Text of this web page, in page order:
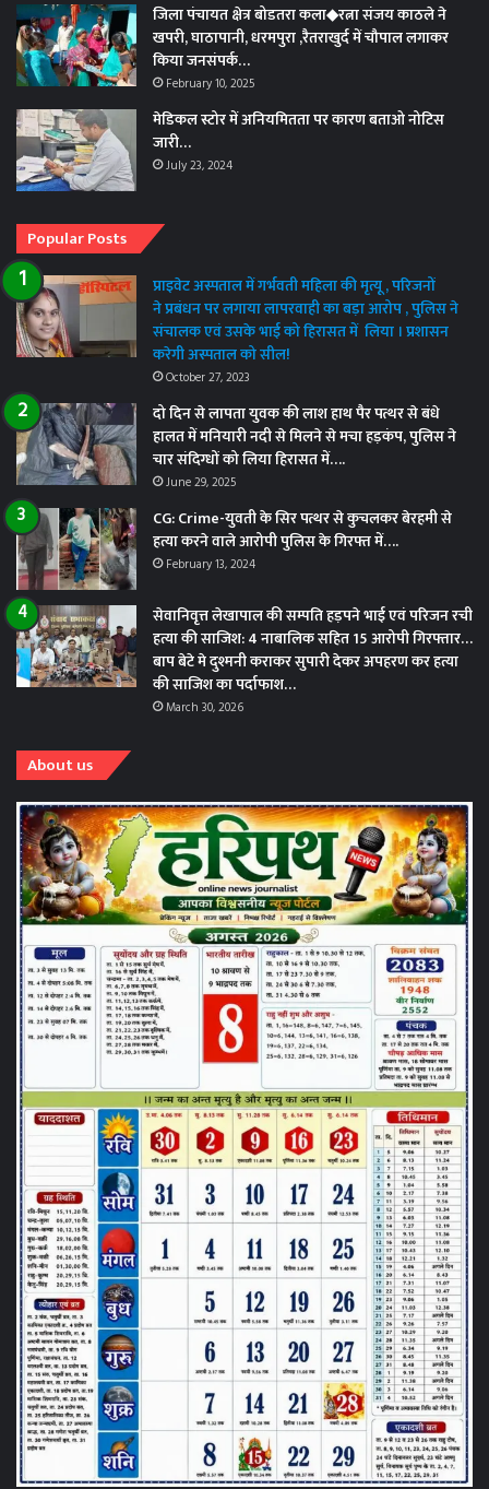
जिला पंचायत क्षेत्र बोडतरा कला◆रत्ना संजय काठले ने
खपरी, घाठापानी, धरमपुरा ,रैतराखुर्द में चौपाल लगाकर
किया जनसंपर्क…
February 10, 2025
मेडिकल स्टोर में अनियमितता पर कारण बताओ नोटिस
जारी…
July 23, 2024
Popular Posts
प्राइवेट अस्पताल में गर्भवती महिला की मृत्यू , परिजनों
ने प्रबंधन पर लगाया लापरवाही का बड़ा आरोप , पुलिस ने
संचालक एवं उसके भाई को हिरासत में लिया । प्रशासन
करेगी अस्पताल को सील!
October 27, 2023
दो दिन से लापता युवक की लाश हाथ पैर पत्थर से बंधे
हालत में मनियारी नदी से मिलने से मचा हड़कंप, पुलिस ने
चार संदिग्धों को लिया हिरासत में….
June 29, 2025
CG: Crime-युवती के सिर पत्थर से कुचलकर बेरहमी से
हत्या करने वाले आरोपी पुलिस के गिरफ्त में….
February 13, 2024
सेवानिवृत्त लेखापाल की सम्पति हड़पने भाई एवं परिजन रची
हत्या की साजिश: 4 नाबालिक सहित 15 आरोपी गिरफ्तार…
बाप बेटे मे दुश्मनी कराकर सुपारी देकर अपहरण कर हत्या
की साजिश का पर्दाफाश…
March 30, 2026
About us